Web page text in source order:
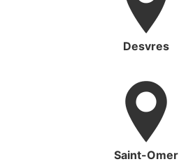
Desvres
Saint-Omer